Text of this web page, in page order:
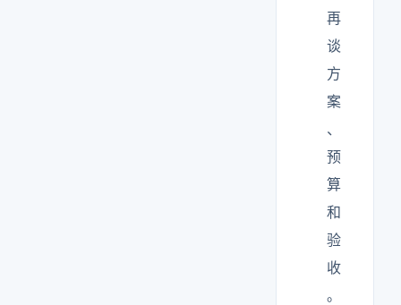
再
谈
方
案
、
预
算
和
验
收
。